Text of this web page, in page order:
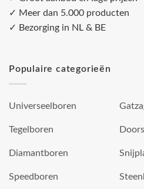
✓ Meer dan 5.000 producten
✓ Bezorging in NL & BE
Populaire categorieën
Universeelboren
Tegelboren
Diamantboren
Speedboren